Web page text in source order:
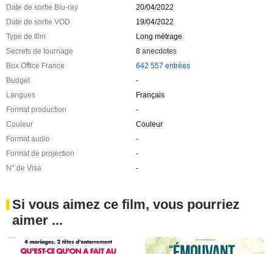
Date de sortie Blu-ray
20/04/2022
Date de sortie VOD
19/04/2022
Type de film
Long métrage
Secrets de tournage
8 anecdotes
Box Office France
642 557 entrées
Budget
-
Langues
Français
Format production
-
Couleur
Couleur
Format audio
-
Format de projection
-
N° de Visa
-
Si vous aimez ce film, vous pourriez
aimer ...